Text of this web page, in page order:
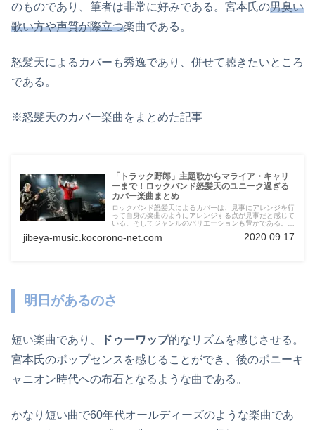
のものであり、筆者は非常に好みである。宮本氏の男臭い
歌い方や声質が際立つ楽曲である。
怒髪天によるカバーも秀逸であり、併せて聴きたいところ
である。
※怒髪天のカバー楽曲をまとめた記事
「トラック野郎」主題歌からマライア・キャリ
ーまで！ロックバンド怒髪天のユニーク過ぎる
カバー楽曲まとめ
ロックバンド怒髪天によるカバーは、見事にアレンジを行
って自身の楽曲のようにアレンジする点が見事だと感じて
いる。そしてジャンルのバリエーションも豊かである。そ
jibeya-music.kocorono-net.com 2020.09.17
明日があるのさ
短い楽曲であり、 ドゥーワップ的なリズムを感じさせる。
宮本氏のポップセンスを感じることができ、後のポニーキ
ャニオン時代への布石となるような曲である。
かなり短い曲で60年代オールディーズのような楽曲であ